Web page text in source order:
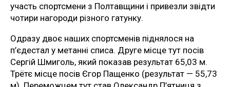
участь спортсмени з Полтавщини і привезли звідти
чотири нагороди різного гатунку.
Одразу двоє наших спортсменів піднялося на
п’єдестал у метанні списа. Друге місце тут посів
Сергій Шмиголь, який показав результат 65,03 м.
Трётє місце посів Єгор Пащенко (результат — 55,73